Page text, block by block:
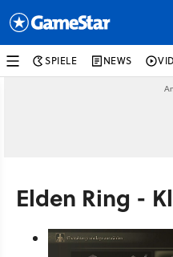
SPIELE NEWS
Elden Ring -